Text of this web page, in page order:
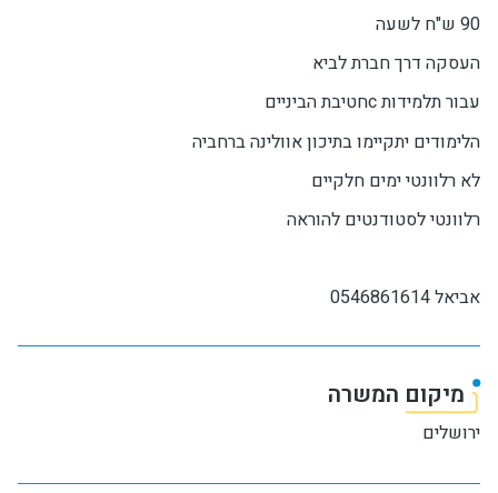
90 ש"ח לשעה
העסקה דרך חברת לביא
עבור תלמידות cחטיבת הביניים
הלימודים יתקיימו בתיכון אוולינה ברחביה
לא רלוונטי ימים חלקיים
רלוונטי לסטודנטים להוראה
אביאל 0546861614
מיקום המשרה
ירושלים